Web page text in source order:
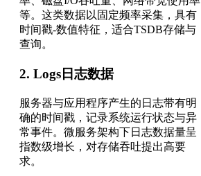
等。这类数据以固定频率采集，具有
时间戳-数值特征，适合TSDB存储与
查询。
2. Logs日志数据
服务器与应用程序产生的日志带有明
确的时间戳，记录系统运行状态与异
常事件。微服务架构下日志数据量呈
指数级增长，对存储吞吐提出高要
求。